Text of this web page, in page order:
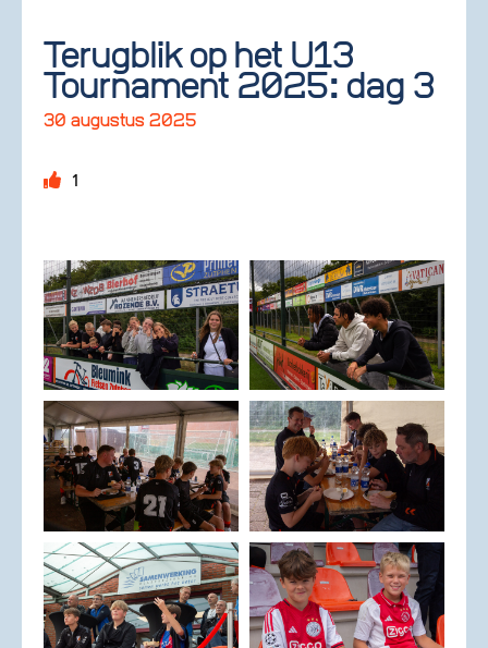
Terugblik op het U13
Tournament 2025: dag 3
30 augustus 2025
1